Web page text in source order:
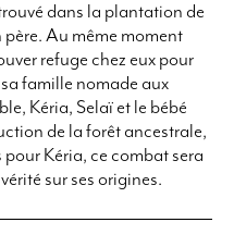
dans la plantation de
Au même moment
refuge chez eux pour
famille nomade aux
Kéria, Selaï et le bébé
de la forêt ancestrale,
Kéria, ce combat sera
sur ses origines.